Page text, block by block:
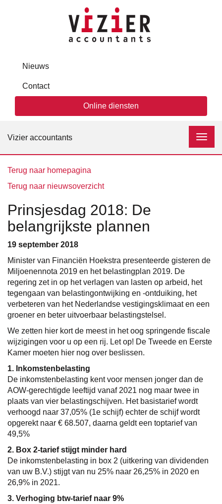
Nieuws
Contact
Online diensten
Vizier accountants
Terug naar homepagina
Terug naar nieuwsoverzicht
Prinsjesdag 2018: De
belangrijkste plannen
19 september 2018
Minister van Financiën Hoekstra presenteerde gisteren de
Miljoenennota 2019 en het belastingplan 2019. De
regering zet in op het verlagen van lasten op arbeid, het
tegengaan van belastingontwijking en -ontduiking, het
verbeteren van het Nederlandse vestigingsklimaat en een
groener en beter uitvoerbaar belastingstelsel.
We zetten hier kort de meest in het oog springende fiscale
wijzigingen voor u op een rij. Let op! De Tweede en Eerste
Kamer moeten hier nog over beslissen.
1. Inkomstenbelasting
De inkomstenbelasting kent voor mensen jonger dan de
AOW-gerechtigde leeftijd vanaf 2021 nog maar twee in
plaats van vier belastingschijven. Het basistarief wordt
verhoogd naar 37,05% (1e schijf) echter de schijf wordt
opgerekt naar € 68.507, daarna geldt een toptarief van
49,5%
2. Box 2-tarief stijgt minder hard
De inkomstenbelasting in box 2 (uitkering van dividenden
van uw B.V.) stijgt van nu 25% naar 26,25% in 2020 en
26,9% in 2021.
3. Verhoging btw-tarief naar 9%